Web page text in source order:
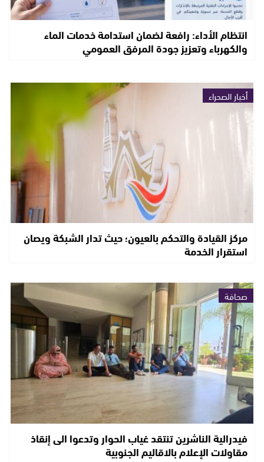
انتظام الأداء: رافعة لضمان استدامة خدمات الماء
والكهرباء وتعزيز جودة المرفق العمومي
أخبار الصحراء
مركز القيادة والتحكم بالعيون؛ حيث تدار الشبكة ويصان
استقرار الخدمة
صحافة
فيدرالية الناشرين تنتقد غياب الحوار وتدعوا الى إنقاذ
مقاولات الإعلام بالاقاليم الجنوبية